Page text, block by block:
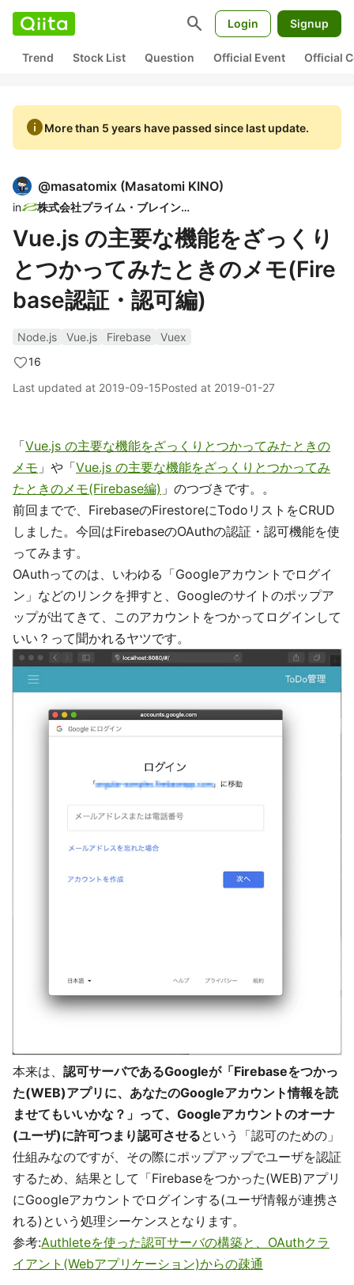
search Login Signup
Trend Stock List Question Official Event Official
infoMore than 5 years have passed since last update.
@masatomix (Masatomi KINO)
in 株式会社プライム・ブレインズ
Vue.js の主要な機能をざっくり
とつかってみたときのメモ(Fire
base認証・認可編)
Node.js Vue.js Firebase
Vuex
16
Last updated at 2019-09-15Posted at 2019-01-27
「Vue.js の主要な機能をざっくりとつかってみたときの
メモ 」や「Vue.js の主要な機能をざっくりとつかってみ
たときのメモ(Firebase編) 」のつづきです。。
前回までで、FirebaseのFirestoreにTodoリストをCRUD
しました。今回はFirebaseのOAuthの認証・認可機能を使
ってみます。
OAuthってのは、いわゆる「Googleアカウントでログイ
ン」などのリンクを押すと、Googleのサイトのポップア
ップが出てきて、このアカウントをつかってログインして
いい？って聞かれるヤツです。
本来は、 認可サーバであるGoogleが「Firebaseをつかっ
た(WEB)アプリに、あなたのGoogleアカウント情報を読
ませてもいいかな？」って、Googleアカウントのオーナ
(ユーザ)に許可つまり認可させるという「認可のための」
仕組みなのですが、その際にポップアップでユーザを認証
するため、結果として「Firebaseをつかった(WEB)アプリ
にGoogleアカウントでログインする(ユーザ情報が連携さ
れる)という処理シーケンスとなります。
参考:Authleteを使った認可サーバの構築と、OAuthクラ
イアント(Webアプリケーション)からの疎通